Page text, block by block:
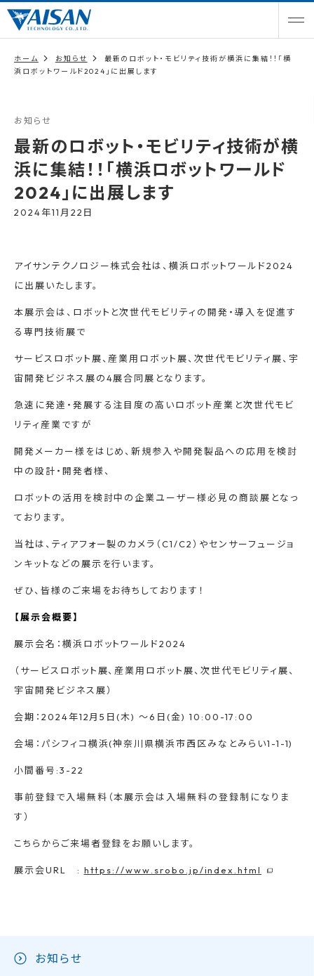
ホーム お知らせ
最新のロボット・モビリティ技術が横浜に集結！！「横
浜ロボットワールド2024」に出展します
お知らせ
最新のロボット・モビリティ技術が横
浜に集結！！「横浜ロボットワールド
2024」に出展します
2024年11月22日
アイサンテクノロジー株式会社は、横浜ロボットワールド2024
に出展いたします。
本展示会は、ロボットと次世代モビリティの開発・導入を促進す
る専門技術展で
サービスロボット展、産業用ロボット展、次世代モビリティ展、宇
宙開発ビジネス展の4展合同展となります。
急速に発達・発展する注目度の高いロボット産業と次世代モビ
リティ産業ですが
開発メーカー様をはじめ、新規参入や開発製品への応用を検討
中の設計・開発者様、
ロボットの活用を検討中の企業ユーザー様必見の商談展となっ
ております。
当社は、ティアフォー製のカメラ（C1/C2）やセンサーフュージョ
ンキットなどの展示を行います。
ぜひ、皆様のご来場をお待ちしております！
【展示会概要】
展示会名：横浜ロボットワールド2024
（サービスロボット展、産業用ロボット展、次世代モビリティ展、
宇宙開発ビジネス展）
会期：2024年12月5日(木) 〜6日(金) 10:00-17:00
会場：パシフィコ横浜(神奈川県横浜市西区みなとみらい1-1-1)
小間番号:3-22
事前登録で入場無料（本展示会は入場無料の登録制になりま
す）
こちらからご来場者登録をお願いします。
展示会URL : https://www.srobo.jp/index.html
お知らせ